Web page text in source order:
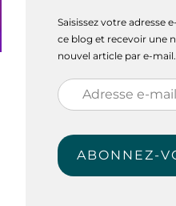
Saisissez votre adresse
ce blog et recevoir une
nouvel article par e-mail.
Adresse
e-
mail
ABONNEZ-